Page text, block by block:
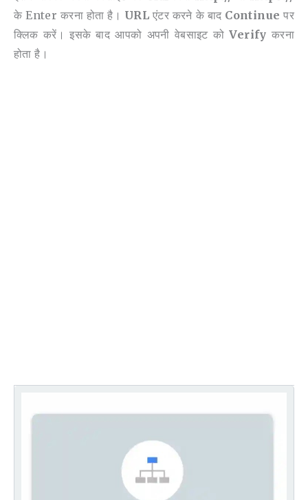
के Enter करना होता है। URL एंटर करने के बाद Continue पर
क्लिक करें।इसके बाद आपको अपनी वेबसाइट कोVerify करना
होता है।